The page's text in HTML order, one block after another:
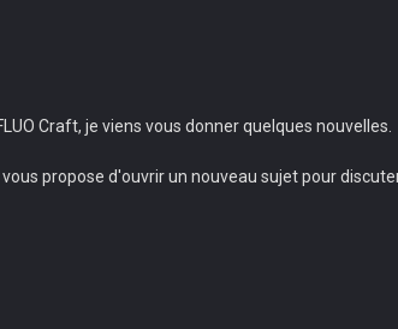
Craft, je viens vous donner quelques nouvelles.
propose d'ouvrir un nouveau sujet pour